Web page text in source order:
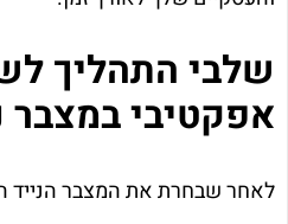
שלבי התהליך
אפקטיבי במצבר
לאחר שבחרת את המצבר הנייד